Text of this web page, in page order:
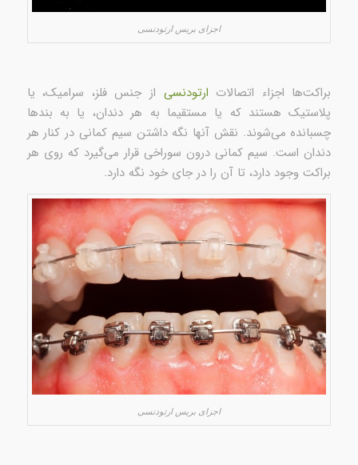
اجزای بریس‌ ارتودنسی
براکت‌ها اجزاء اتصالات ارتودنسی از جنس فلز، سرامیک، یا
پلاستیک هستند که یا مستقیما به هر دندان، یا به بندها
چسبانده می‌شوند. نقش آنها نگه داشتن سیم کمانی در کنار هر
دندان است. سیم کمانی درون سوراخی قرار می‌گیرد که روی هر
براکت وجود دارد، تا آن را در جای خود نگه دارد.
اجزای بریس‌ ارتودنسی